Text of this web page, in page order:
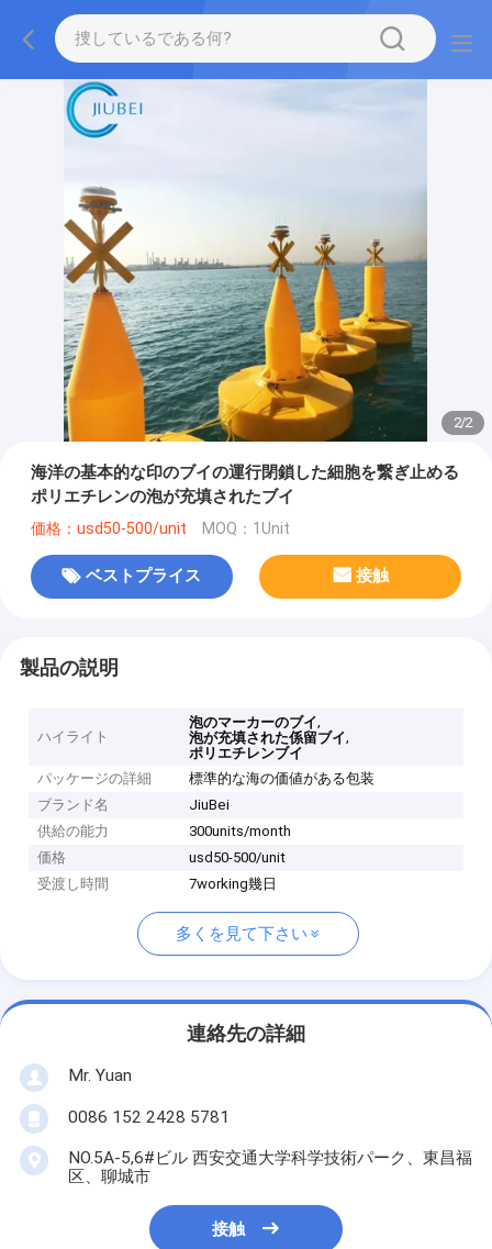
2/2
海洋の基本的な印のブイの運行閉鎖した細胞を繋ぎ止める
ポリエチレンの泡が充填されたブイ
価格：usd50-500/unit MOQ：1Unit
ベストプライス 接触
製品の説明
ハイライト
泡のマーカーのブイ,
泡が充填された係留ブイ,
ポリエチレンブイ
パッケージの詳細
標準的な海の価値がある包装
ブランド名
JiuBei
供給の能力
300units/month
価格
usd50-500/unit
受渡し時間
7working幾日
多くを見て下さい
連絡先の詳細
Mr. Yuan
0086 152 2428 5781
NO.5A-5,6#ビル 西安交通大学科学技術パーク、東昌福
区、聊城市
接触